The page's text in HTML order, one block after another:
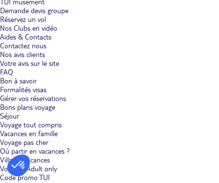
TUI musement
Demande devis groupe
Réservez un vol
Nos Clubs en vidéo
Aides & Contacts
Contactez nous
Nos avis clients
Votre avis sur le site
FAQ
Bon à savoir
Formalités visas
Gérer vos réservations
Bons plans voyage
Séjour
Voyage tout compris
Vacances en famille
Voyage pas cher
Où partir en vacances ?
Villages vacances
Voyages Adult only
Code promo TUI